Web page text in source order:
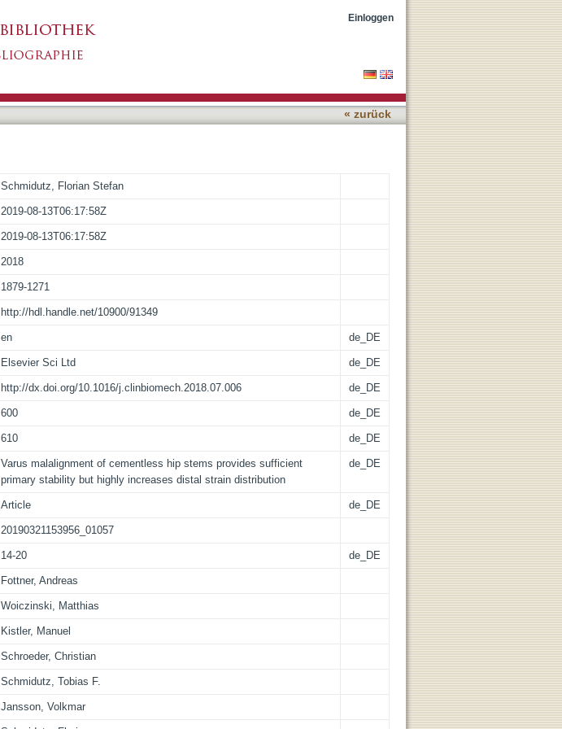
Einloggen
« zurück
Schmidutz, Florian Stefan
2019-08-13T06:17:58Z
2019-08-13T06:17:58Z
2018
1879-1271
http://hdl.handle.net/10900/91349
en de_DE
Elsevier Sci Ltd de_DE
http://dx.doi.org/10.1016/j.clinbiomech.2018.07.006 de_DE
600 de_DE
610 de_DE
Varus malalignment of cementless hip stems provides sufficient
primary stability but highly increases distal strain distribution
de_DE
Article de_DE
20190321153956_01057
14-20 de_DE
Fottner, Andreas
Woiczinski, Matthias
Kistler, Manuel
Schroeder, Christian
Schmidutz, Tobias F.
Jansson, Volkmar